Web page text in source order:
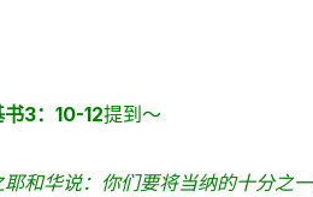
书3： 10-12提到～
耶和华说：你们要将当纳的十分之